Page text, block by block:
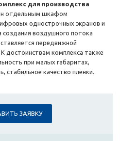
для производства
отдельным шкафом
однострочных экранов и
воздушного потока
передвижной
достоинствам комплекса также
при малых габаритах,
стабильное качество пленки.
ЗАЯВКУ